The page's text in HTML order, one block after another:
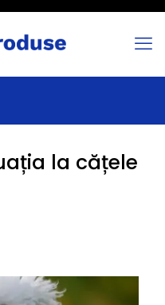
la cățele